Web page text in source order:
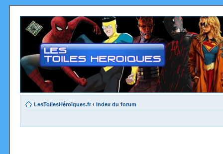
LesToilesHéroïques.fr ‹ Index du forum